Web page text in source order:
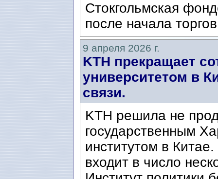
Стокгольмская
после начала
9 апреля 2026 г.
KTH прекращает
университетом в
связи.
KTH решила не
государственным
институтом в
входит в число